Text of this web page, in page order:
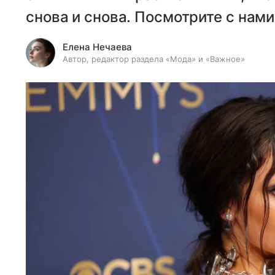
снова и снова. Посмотрите с
Елена Нечаева
Автор, редактор раздела «Мода» и «Важное»